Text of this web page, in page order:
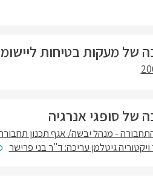
של מעקות בטיחות
של סופגי אנרגיה
- מנהל יבשה/ אגף תכנון
גיטלמן עריכה: ד"ר בני פרישר